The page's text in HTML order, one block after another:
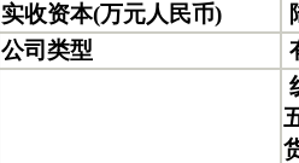
实收资本(万元人民币)
公司类型